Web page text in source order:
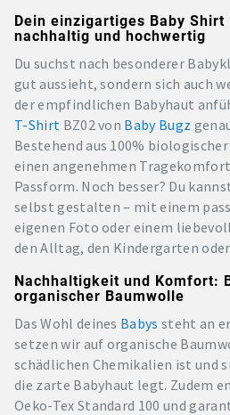
Dein einzigartiges Baby
nachhaltig und hochwertig
Du suchst nach besonderer
gut aussieht, sondern sich auch
der empfindlichen Babyhaut
T-Shirt BZ02 von Baby Bugz
Bestehend aus 100%
einen angenehmen
Passform. Noch besser? Du
selbst gestalten – mit einem
eigenen Foto oder einem
den Alltag, den Kindergarten
Nachhaltigkeit und Komfort:
organischer Baumwolle
Das Wohl deines Babys steht an
setzen wir auf organische
schädlichen Chemikalien ist und
die zarte Babyhaut legt. Zudem
Oeko-Tex Standard 100 und